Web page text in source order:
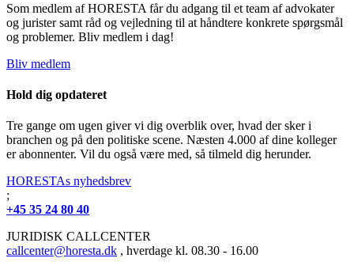
Som medlem af HORESTA får du adgang til et team af advokater
og jurister samt råd og vejledning til at håndtere konkrete spørgsmål
og problemer. Bliv medlem i dag!
Bliv medlem
Hold dig opdateret
Tre gange om ugen giver vi dig overblik over, hvad der sker i
branchen og på den politiske scene. Næsten 4.000 af dine kolleger
er abonnenter. Vil du også være med, så tilmeld dig herunder.
HORESTAs nyhedsbrev
;
+45 35 24 80 40
JURIDISK CALLCENTER
callcenter@horesta.dk , hverdage kl. 08.30 - 16.00